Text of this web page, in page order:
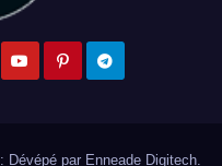
: Dévépé par Enneade Digitech.